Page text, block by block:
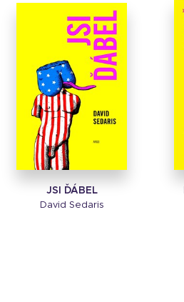
JSI ĎÁBEL
David Sedaris